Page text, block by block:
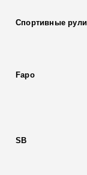
Спортивные рули
Fapo
SB